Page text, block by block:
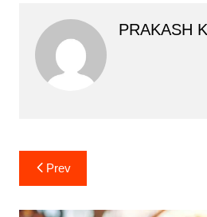
PRAKASH
Post
navigation
Prev